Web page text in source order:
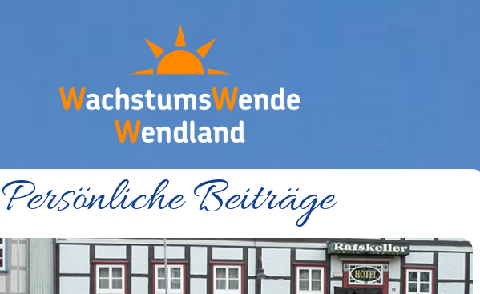
Persönliche Beiträge